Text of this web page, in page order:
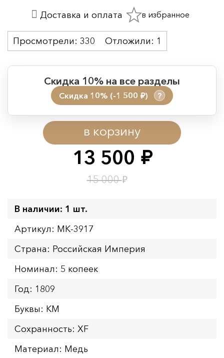
13 500 руб.
15 000₽
в корзину
Скидка 10% на все разделы
Скидка 10% (-1 500 руб.) ?
Период действия акции:
Начало:
08.08.2026 00:01
Окончание:
09.08.2026 23:59
Время до окончания:
Просмотрели: 330 Отложили: 1
Доставка и оплата в избранное
В наличии: 1 шт.
Артикул: MK-3917
Страна: Российская Империя
Номинал: 5 копеек
Год: 1809
Буквы: КМ
Сохранность: XF
Материал: Медь